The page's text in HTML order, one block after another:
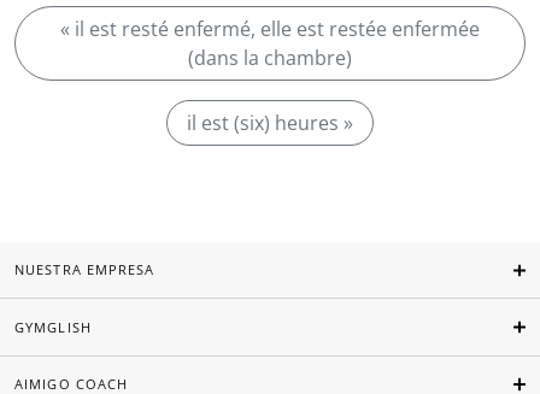
« il est resté enfermé, elle est restée enfermée
(dans la chambre)
il est (six) heures »
NUESTRA EMPRESA
GYMGLISH
AIMIGO COACH